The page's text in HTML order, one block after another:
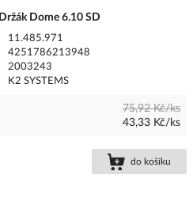
Dome 6.10 SD
11.485.971
4251786213948
2003243
K2 SYSTEMS
75,92 Kč/ks
43,33 Kč/ks
do košíku